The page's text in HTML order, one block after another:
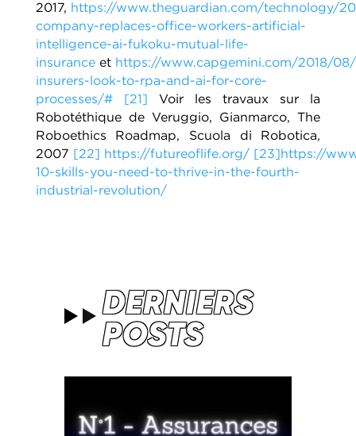
2017, https://www.theguardian.com/technology/
company-replaces-office-workers-artificial-
intelligence-ai-fukoku-mutual-life-
insuranceet https://www.capgemini.com/2018/
insurers-look-to-rpa-and-ai-for-core-
processes/#
[21] Voir les travaux sur la
Robotéthique de Veruggio, Gianmarco, The
Roboethics Roadmap, Scuola di Robotica,
2007 [22] https://futureoflife.org/ [23]https://
10-skills-you-need-to-thrive-in-the-fourth-
industrial-revolution/
DERNIERS
POSTS